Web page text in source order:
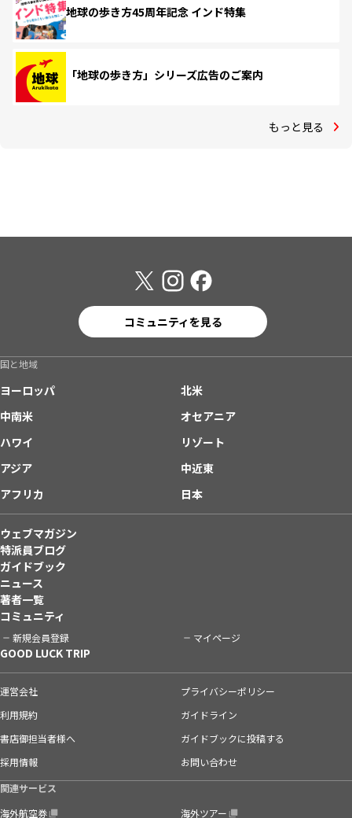
地球の歩き方45周年記念 インド特集
「地球の歩き方」シリーズ広告のご案内
もっと見る
コミュニティを見る
国と地域
ヨーロッパ
北米
中南米
オセアニア
ハワイ
リゾート
アジア
中近東
アフリカ
日本
ウェブマガジン
特派員ブログ
ガイドブック
ニュース
著者一覧
コミュニティ
新規会員登録 マイページ
GOOD LUCK TRIP
運営会社
プライバシーポリシー
利用規約
ガイドライン
書店御担当者様へ
ガイドブックに投稿する
採用情報
お問い合わせ
関連サービス
海外航空券
海外ツアー